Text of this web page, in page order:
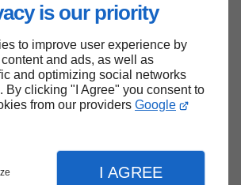
is our priority
to improve user experience by
and ads, as well as
and optimizing social networks
By clicking "I Agree" you consent to
from our providers Google
I AGREE
Haut de page